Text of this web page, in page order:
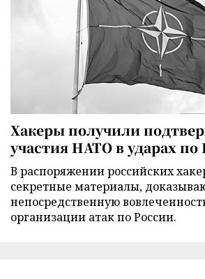
Хакеры получили
участия НАТО в ударах по
В распоряжении российских
секретные материалы,
непосредственную
организации атак по России.